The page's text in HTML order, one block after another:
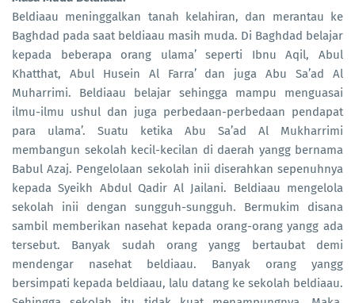
Beldiaau meninggalkan tanah kelahiran, dan merantau ke
Baghdad pada saat beldiaau masih muda. Di Baghdad belajar
kepada beberapa orang ulama’ seperti Ibnu Aqil, Abul
Khatthat, Abul Husein Al Farra’ dan juga Abu Sa’ad Al
Muharrimi. Beldiaau belajar sehingga mampu menguasai
ilmu-ilmu ushul dan juga perbedaan-perbedaan pendapat
para ulama’. Suatu ketika Abu Sa’ad Al Mukharrimi
membangun sekolah kecil-kecilan di daerah yangg bernama
Babul Azaj. Pengelolaan sekolah inii diserahkan sepenuhnya
kepada Syeikh Abdul Qadir Al Jailani. Beldiaau mengelola
sekolah inii dengan sungguh-sungguh. Bermukim disana
sambil memberikan nasehat kepada orang-orang yangg ada
tersebut. Banyak sudah orang yangg bertaubat demi
mendengar nasehat beldiaau. Banyak orang yangg
bersimpati kepada beldiaau, lalu datang ke sekolah beldiaau.